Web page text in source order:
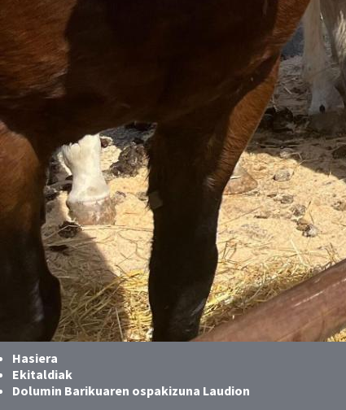
Hasiera
Ekitaldiak
Dolumin Barikuaren ospakizuna Laudion